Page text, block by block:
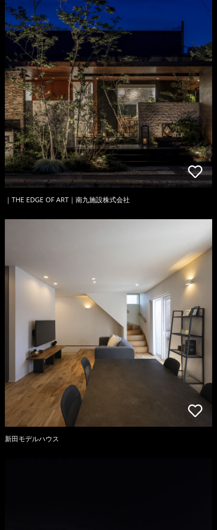
｜THE EDGE OF ART｜南九施設株式会社
新田モデルハウス